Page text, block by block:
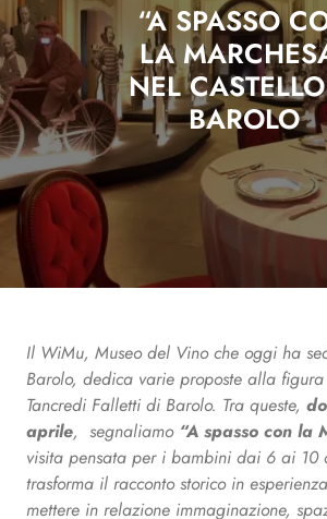
“A SPASSO
LA
NEL
BAROLO
Il WiMu, Museo del Vino che oggi ha sede nel castello di
Barolo, dedica varie proposte alla
Tancredi Falletti di Barolo. Tra queste,
aprile, segnaliamo “A spasso con la
visita pensata per i bambini dai 6 ai 10
trasforma il racconto storico in
mettere in relazione immaginazione,